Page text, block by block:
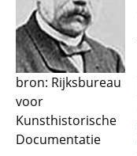
bron: Rijksbureau
voor
Kunsthistorische
Documentatie